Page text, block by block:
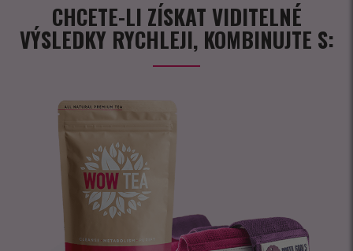
CHCETE-LI ZÍSKAT VIDITELNÉ
VÝSLEDKY RYCHLEJI, KOMBINUJTE S: